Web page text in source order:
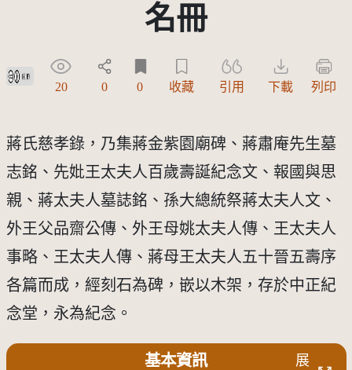
名冊
創用CC姓名標示 3.0 台灣及其後版本(CC BY 3.0 TW +)
20 0 0 收藏 引用 下載 列印
蔣氏慈孝錄，乃集蔣金紫園廟碑、蔣肅庵先生墓
志銘、先妣王太夫人百歲壽誕紀念文、報國與思
親、蔣太夫人墓誌銘、孫大總統祭蔣太夫人文、
外王父品齋公傳、外王母姚太夫人傳、王太夫人
事略、王太夫人傳、蔣母王太夫人五十晉五壽序
各篇而成，經刻石為碑，嵌以木架，存於中正紀
念堂，永為紀念。
基本資訊
展